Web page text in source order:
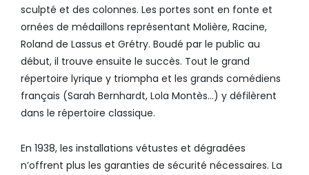
sculpté et des colonnes. Les portes sont en fonte et
ornées de médaillons représentant Molière, Racine,
Roland de Lassus et Grétry. Boudé par le public au
début, il trouve ensuite le succès. Tout le grand
répertoire lyrique y triompha et les grands comédiens
français (Sarah Bernhardt, Lola Montès…) y défilèrent
dans le répertoire classique.
En 1938, les installations vétustes et dégradées
n’offrent plus les garanties de sécurité nécessaires. La